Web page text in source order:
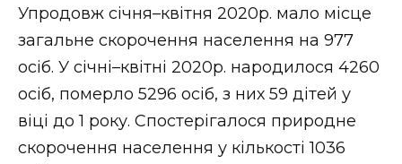
Втрачений Ужгород
Втрачений Ужгород (відеоверсія)
ЗАКАРПАТСЬКІ НОВИНИ
Упродовж січня–квітня 2020р. мало місце
загальне скорочення населення на 977
осіб. У січні–квітні 2020р. народилося 4260
осіб, померло 5296 осіб, з них 59 дітей у
віці до 1 року. Спостерігалося природне
скорочення населення у кількості 1036